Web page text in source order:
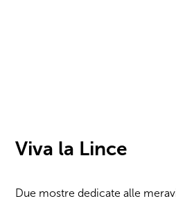
Viva la Lince
Due mostre dedicate alle